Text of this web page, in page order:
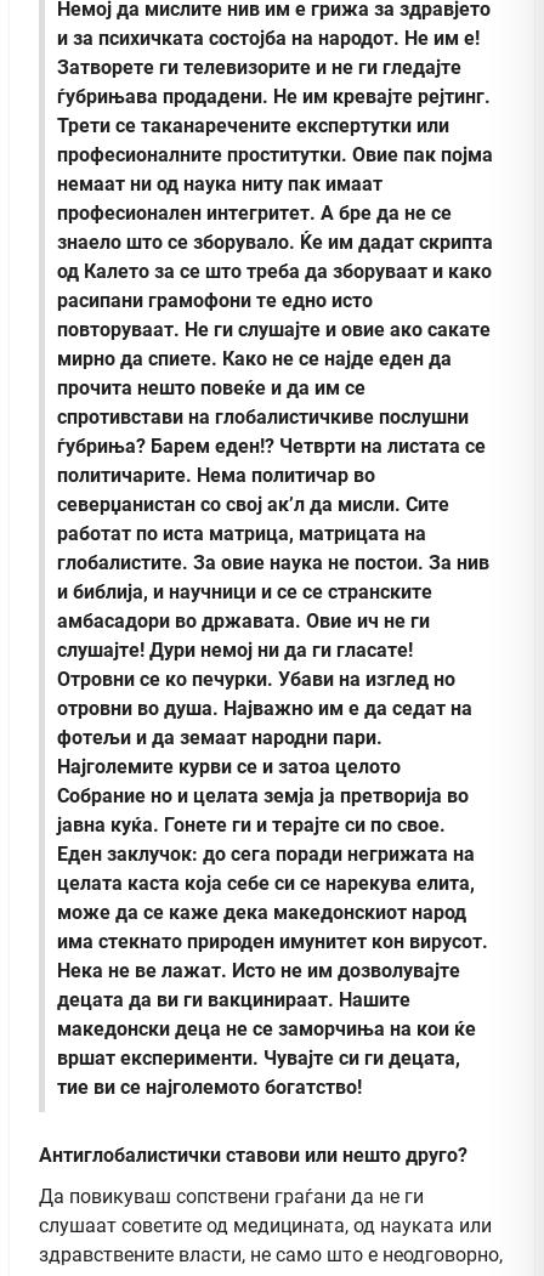
Немој да мислите нив им е грижа за здравјето
и за психичката состојба на народот. Не им е!
Затворете ги телевизорите и не ги гледајте
ѓубрињава продадени. Не им кревајте рејтинг.
Трети се таканаречените експертутки или
професионалните проститутки. Овие пак појма
немаат ни од наука ниту пак имаат
професионален интегритет. А бре да не се
знаело што се зборувало. Ќе им дадат скрипта
од Калето за се што треба да зборуваат и како
расипани грамофони те едно исто
повторуваат. Не ги слушајте и овие ако сакате
мирно да спиете. Како не се најде еден да
прочита нешто повеќе и да им се
спротивстави на глобалистичкиве послушни
ѓубриња? Барем еден!? Четврти на листата се
политичарите. Нема политичар во
северџанистан со свој ак’л да мисли. Сите
работат по иста матрица, матрицата на
глобалистите. За овие наука не постои. За нив
и библија, и научници и се се странските
амбасадори во државата. Овие ич не ги
слушајте! Дури немој ни да ги гласате!
Отровни се ко печурки. Убави на изглед но
отровни во душа. Најважно им е да седат на
фотељи и да земаат народни пари.
Најголемите курви се и затоа целото
Собрание но и целата земја ја претворија во
јавна куќа. Гонете ги и терајте си по свое.
Еден заклучок: до сега поради негрижата на
целата каста која себе си се нарекува елита,
може да се каже дека македонскиот народ
има стекнато природен имунитет кон вирусот.
Нека не ве лажат. Исто не им дозволувајте
децата да ви ги вакцинираат. Нашите
македонски деца не се заморчиња на кои ќе
вршат експерименти. Чувајте си ги децата,
тие ви се најголемото богатство!
Антиглобалистички ставови или нешто друго?
Да повикуваш сопствени граѓани да не ги
слушаат советите од медицината, од науката или
здравствените власти, не само што е неодговорно,